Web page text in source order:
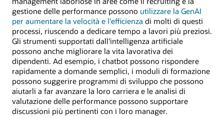
gestione delle performance possono utilizzare la GenAI
per aumentare la velocità e l'efficienza di molti di questi
processi, riuscendo a dedicare tempo a lavori più preziosi.
Gli strumenti supportati dall'intelligenza artificiale
possono anche migliorare la vita lavorativa dei
dipendenti. Ad esempio, i chatbot possono rispondere
rapidamente a domande semplici, i moduli di formazione
possono suggerire programmi di sviluppo che possono
aiutarli a far avanzare la loro carriera e le analisi di
valutazione delle performance possono supportare
discussioni più pertinenti con i loro manager.